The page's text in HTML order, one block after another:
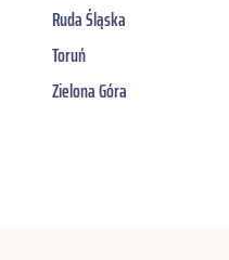
Ruda Śląska
Toruń
Zielona Góra